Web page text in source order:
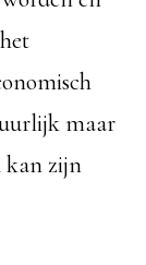
maar
kan zijn